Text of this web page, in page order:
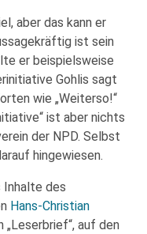
aber das kann er
ist sein
er beispielsweise
Gohlis sagt
wie „Weiterso!“
ist aber nichts
der NPD. Selbst
hingewiesen.
Inhalte des
Hans-Christian
auf den